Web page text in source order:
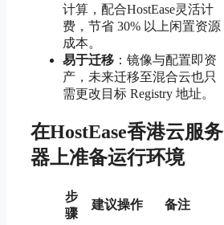
计算，配合HostEase灵活计
费，节省 30% 以上闲置资源
成本。
易于迁移 ：镜像与配置即资
产，未来迁移至混合云也只
需更改目标 Registry 地址。
在HostEase香港云服务
器上准备运行环境
步
骤
建议操作 备注